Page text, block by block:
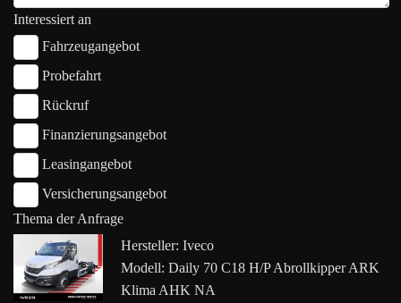
Interessiert an
Fahrzeugangebot
Probefahrt
Rückruf
Finanzierungsangebot
Leasingangebot
Versicherungsangebot
Thema der Anfrage
Hersteller: Iveco
Modell: Daily 70 C18 H/P Abrollkipper ARK
Klima AHK NA